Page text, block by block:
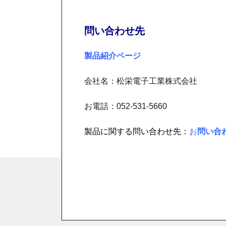
問い合わせ先
製品紹介ページ
会社名：松栄電子工業株式会社
お電話：052-531-5660
製品に関する問い合わせ先： お問い合